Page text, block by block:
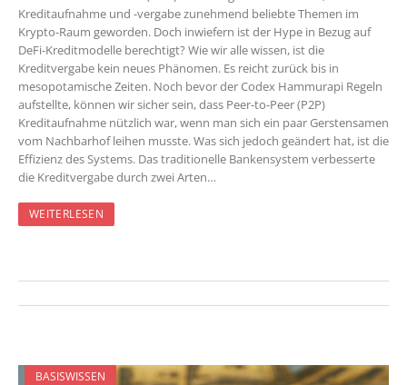
Kreditaufnahme und -vergabe zunehmend beliebte Themen im
Krypto-Raum geworden. Doch inwiefern ist der Hype in Bezug auf
DeFi-Kreditmodelle berechtigt? Wie wir alle wissen, ist die
Kreditvergabe kein neues Phänomen. Es reicht zurück bis in
mesopotamische Zeiten. Noch bevor der Codex Hammurapi Regeln
aufstellte, können wir sicher sein, dass Peer-to-Peer (P2P)
Kreditaufnahme nützlich war, wenn man sich ein paar Gerstensamen
vom Nachbarhof leihen musste. Was sich jedoch geändert hat, ist die
Effizienz des Systems. Das traditionelle Bankensystem verbesserte
die Kreditvergabe durch zwei Arten…
WEITERLESEN
BASISWISSEN